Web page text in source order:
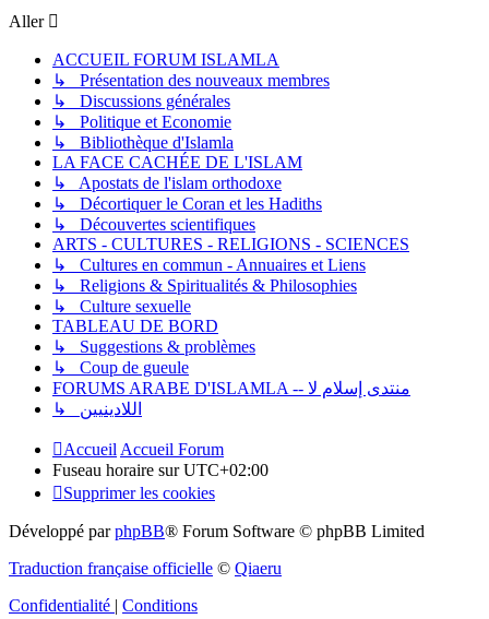
Aller
ACCUEIL FORUM ISLAMLA
↳ Présentation des nouveaux membres
↳ Discussions générales
↳ Politique et Economie
↳ Bibliothèque d'Islamla
LA FACE CACHÉE DE L'ISLAM
↳ Apostats de l'islam orthodoxe
↳ Décortiquer le Coran et les Hadiths
↳ Découvertes scientifiques
ARTS - CULTURES - RELIGIONS - SCIENCES
↳ Cultures en commun - Annuaires et Liens
↳ Religions & Spiritualités & Philosophies
↳ Culture sexuelle
TABLEAU DE BORD
↳ Suggestions & problèmes
↳ Coup de gueule
FORUMS ARABE D'ISLAMLA -- منتدى إسلام لا
↳ اللادينيين
Accueil Accueil Forum
Fuseau horaire surUTC+02:00
Supprimer les cookies
Développé parphpBB® Forum Software © phpBB Limited
Traduction française officielle © Qiaeru
Confidentialité | Conditions